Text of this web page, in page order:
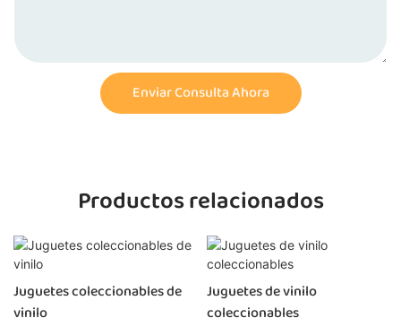
Enviar Consulta Ahora
Productos relacionados
Juguetes coleccionables de
vinilo
Juguetes de vinilo
coleccionables